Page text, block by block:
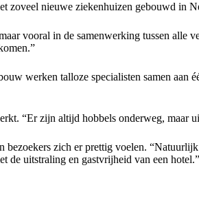
nieuwe ziekenhuizen gebouwd in
vooral in de samenwerking tussen
werken talloze specialisten samen
“Er zijn altijd hobbels onderweg,
zich er prettig voelen.
de uitstraling en gastvrijheid van een hotel.”